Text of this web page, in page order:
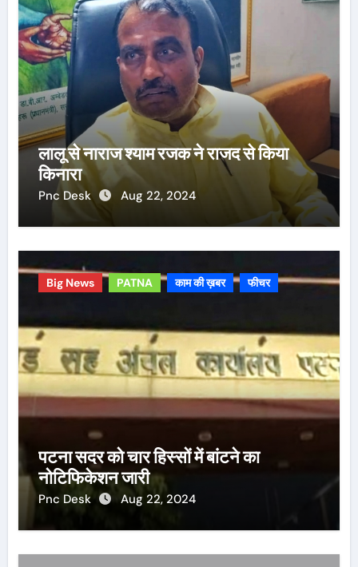
लालू से नाराज श्याम रजक ने राजद से किया
किनारा
Pnc Desk Aug 22, 2024
Big News PATNA काम की ख़बर फीचर
पटना सदर को चार हिस्सों में बांटने का
नोटिफिकेशन जारी
Pnc Desk Aug 22, 2024